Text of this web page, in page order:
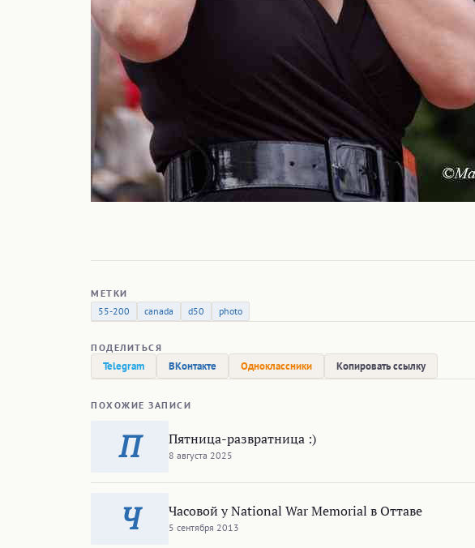
МЕТКИ
55-200
canada d50 photo
ПОДЕЛИТЬСЯ
Telegram ВКонтакте Одноклассники Копировать ссылку
ПОХОЖИЕ ЗАПИСИ
П Пятница-развратница :)
8 августа 2025
Ч Часовой у National War Memorial в Оттаве
5 сентября 2013